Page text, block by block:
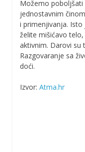
Možemo poboljšati
jednostavnim
i primenjivanja.
želite mišićavo
aktivnim. Darovi su
Razgovaranje sa
doći.
Izvor: Atma.hr